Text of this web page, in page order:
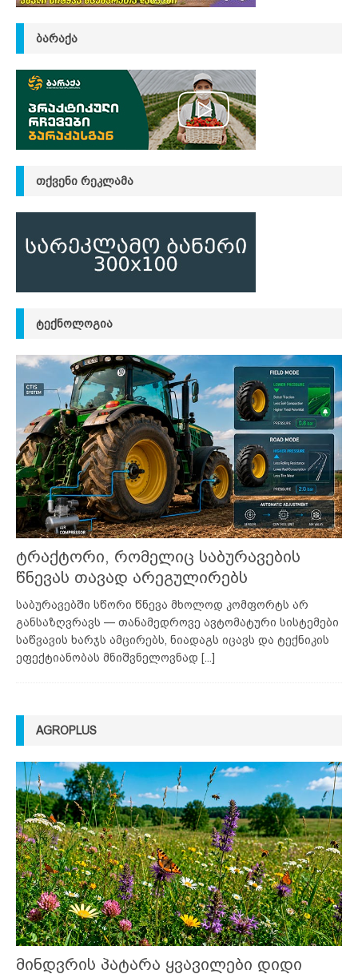
ᲑᲐᲠᲐᲥᲐ
ᲗᲥᲕᲔᲜᲘ ᲠᲔᲙᲚᲐᲛᲐ
ᲢᲔᲥᲜᲝᲚᲝᲒᲘᲐ
ტრაქტორი, რომელიც საბურავების
წნევას თავად არეგულირებს
საბურავებში სწორი წნევა მხოლოდ კომფორტს არ
განსაზღვრავს — თანამედროვე ავტომატური სისტემები
საწვავის ხარჯს ამცირებს, ნიადაგს იცავს და ტექნიკის
ეფექტიანობას მნიშვნელოვნად [...]
AGROPLUS
მინდვრის პატარა ყვავილები დიდი